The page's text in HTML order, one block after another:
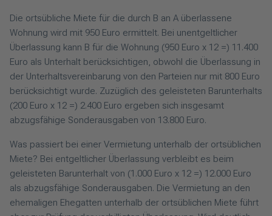
Die ortsübliche Miete für die durch B an A überlassene
Wohnung wird mit 950 Euro ermittelt. Bei unentgeltlicher
Überlassung kann B für die Wohnung (950 Euro x 12 =) 11.400
Euro als Unterhalt berücksichtigen, obwohl die Überlassung in
der Unterhaltsvereinbarung von den Parteien nur mit 800 Euro
berücksichtigt wurde. Zuzüglich des geleisteten Barunterhalts
(200 Euro x 12 =) 2.400 Euro ergeben sich insgesamt
abzugsfähige Sonderausgaben von 13.800 Euro.
Was passiert bei einer Vermietung unterhalb der ortsüblichen
Miete? Bei entgeltlicher Überlassung verbleibt es beim
geleisteten Barunterhalt von (1.000 Euro x 12 =) 12.000 Euro
als abzugsfähige Sonderausgaben. Die Vermietung an den
ehemaligen Ehegatten unterhalb der ortsüblichen Miete führt